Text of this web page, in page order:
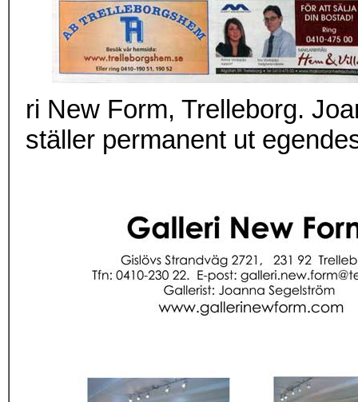
ri New Form, Trelleborg. Jo
ställer permanent ut